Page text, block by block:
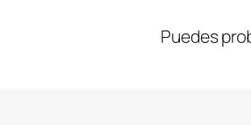
Puedes